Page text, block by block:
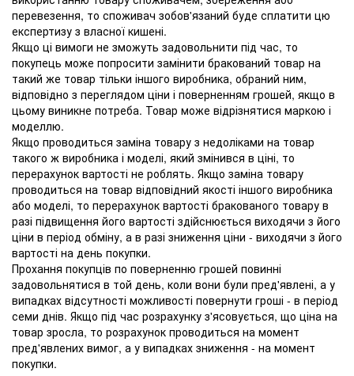
перевезення, то споживач зобов'язаний буде сплатити цю
експертизу з власної кишені.
Якщо ці вимоги не зможуть задовольнити під час, то
покупець може попросити замінити бракований товар на
такий же товар тільки іншого виробника, обраний ним,
відповідно з переглядом ціни і поверненням грошей, якщо в
цьому виникне потреба. Товар може відрізнятися маркою і
моделлю.
Якщо проводиться заміна товару з недоліками на товар
такого ж виробника і моделі, який змінився в ціні, то
перерахунок вартості не роблять. Якщо заміна товару
проводиться на товар відповідний якості іншого виробника
або моделі, то перерахунок вартості бракованого товару в
разі підвищення його вартості здійснюється виходячи з його
ціни в період обміну, а в разі зниження ціни - виходячи з його
вартості на день покупки.
Прохання покупців по поверненню грошей повинні
задовольнятися в той день, коли вони були пред'явлені, а у
випадках відсутності можливості повернути гроші - в період
семи днів. Якщо під час розрахунку з'ясовується, що ціна на
товар зросла, то розрахунок проводиться на момент
пред'явлених вимог, а у випадках зниження - на момент
покупки.